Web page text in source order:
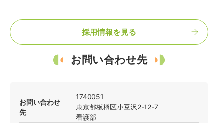
採用情報を見る
お問い合わせ先
お問い合わせ
先
1740051
東京都板橋区小豆沢2-12-7
看護部